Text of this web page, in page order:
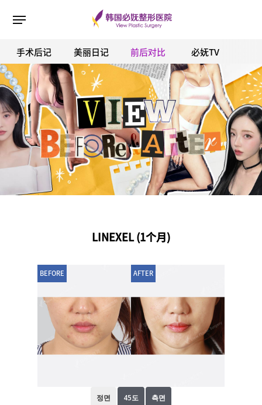
ESC 버튼을 누르면 검색창을 닫을 수 있습니다.
手术后记 美丽日记 前后对比 必妩TV
LINEXEL (1个月)
BEFORE AFTER